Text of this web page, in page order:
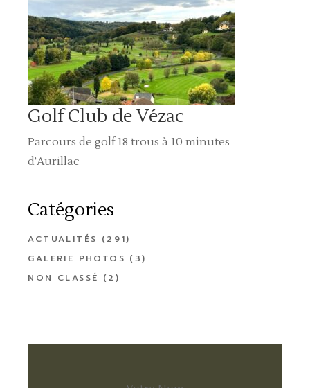
Golf Club de Vézac
Parcours de golf 18 trous à 10 minutes
d’Aurillac
Catégories
ACTUALITÉS (291)
GALERIE PHOTOS (3)
NON CLASSÉ (2)